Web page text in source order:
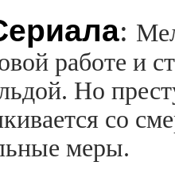
:
работе и
Но
со
меры.